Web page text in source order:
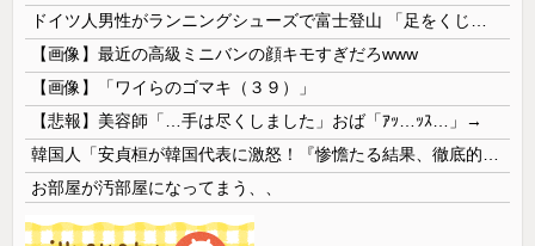
【画像】最近の高級ミニバンの顔キモすぎだろwww
【画像】「ワイらのゴマキ（３９）」
【悲報】美容師「…手は尽くしました」おば「ｱｯ…ｯｽ…」→
お部屋が汚部屋になってまう、、